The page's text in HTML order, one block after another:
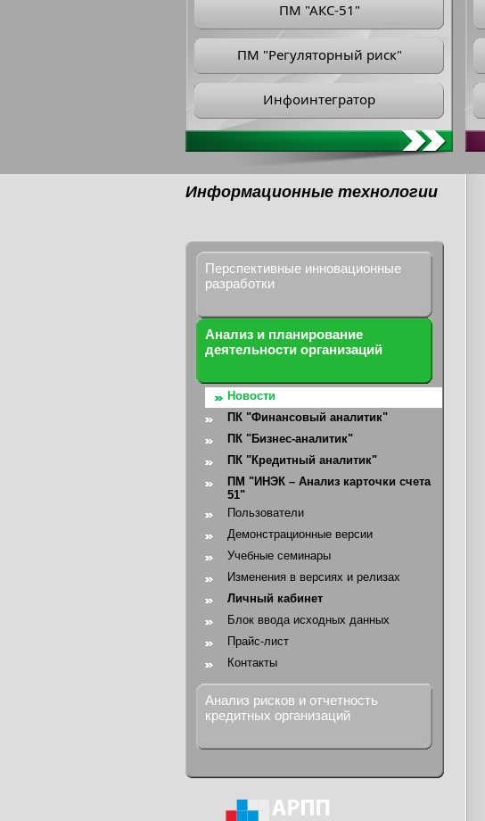
ПМ "АКС-51"
ПМ "Регуляторный риск"
Инфоинтегратор
Информационные технологии
Перспективные инновационные
разработки
Анализ и планирование
деятельности организаций
Новости
ПК "Финансовый аналитик"
ПК "Бизнес-аналитик"
ПК "Кредитный аналитик"
ПМ "ИНЭК – Анализ карточки счета
51"
Пользователи
Демонстрационные версии
Учебные семинары
Изменения в версиях и релизах
Личный кабинет
Блок ввода исходных данных
Прайс-лист
Контакты
Анализ рисков и отчетность
кредитных организаций